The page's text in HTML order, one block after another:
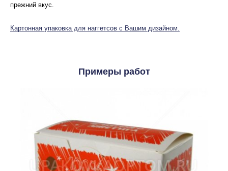
прежний вкус.
Картонная упаковка для наггетсов с Вашим дизайном.
Примеры работ